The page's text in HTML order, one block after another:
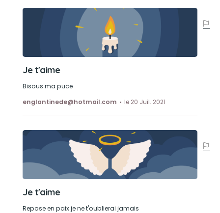
Je t'aime
Bisous ma puce
englantinede@hotmail.com
le 20 Juil. 2021
Je t'aime
Repose en paix je ne t'oublierai jamais